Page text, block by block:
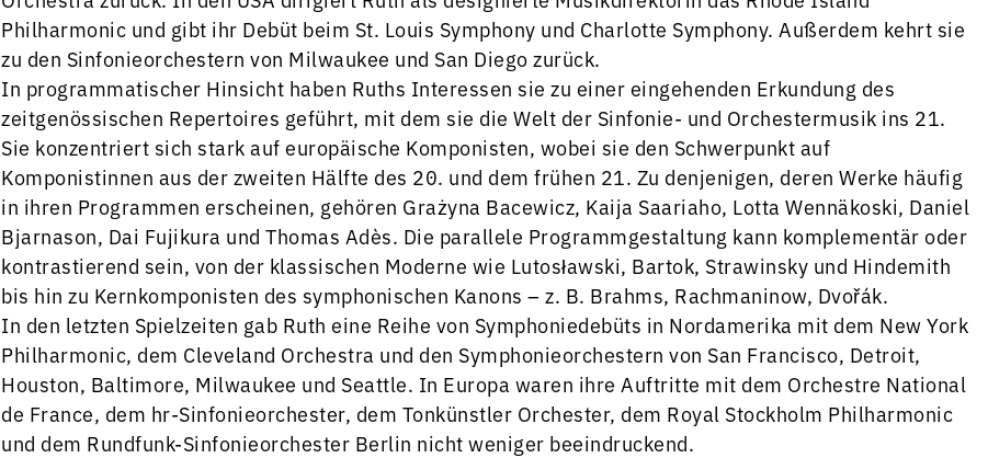
Philharmonic und gibt ihr Debüt beim St. Louis Symphony und Charlotte Symphony. Außerdem kehrt sie
zu den Sinfonieorchestern von Milwaukee und San Diego zurück.
In programmatischer Hinsicht haben Ruths Interessen sie zu einer eingehenden Erkundung des
zeitgenössischen Repertoires geführt, mit dem sie die Welt der Sinfonie- und Orchestermusik ins 21.
Sie konzentriert sich stark auf europäische Komponisten, wobei sie den Schwerpunkt auf
Komponistinnen aus der zweiten Hälfte des 20. und dem frühen 21. Zu denjenigen, deren Werke häufig
in ihren Programmen erscheinen, gehören Grażyna Bacewicz, Kaija Saariaho, Lotta Wennäkoski, Daniel
Bjarnason, Dai Fujikura und Thomas Adès. Die parallele Programmgestaltung kann komplementär oder
kontrastierend sein, von der klassischen Moderne wie Lutosławski, Bartok, Strawinsky und Hindemith
bis hin zu Kernkomponisten des symphonischen Kanons – z. B. Brahms, Rachmaninow, Dvořák.
In den letzten Spielzeiten gab Ruth eine Reihe von Symphoniedebüts in Nordamerika mit dem New York
Philharmonic, dem Cleveland Orchestra und den Symphonieorchestern von San Francisco, Detroit,
Houston, Baltimore, Milwaukee und Seattle. In Europa waren ihre Auftritte mit dem Orchestre National
de France, dem hr-Sinfonieorchester, dem Tonkünstler Orchester, dem Royal Stockholm Philharmonic
und dem Rundfunk-Sinfonieorchester Berlin nicht weniger beeindruckend.